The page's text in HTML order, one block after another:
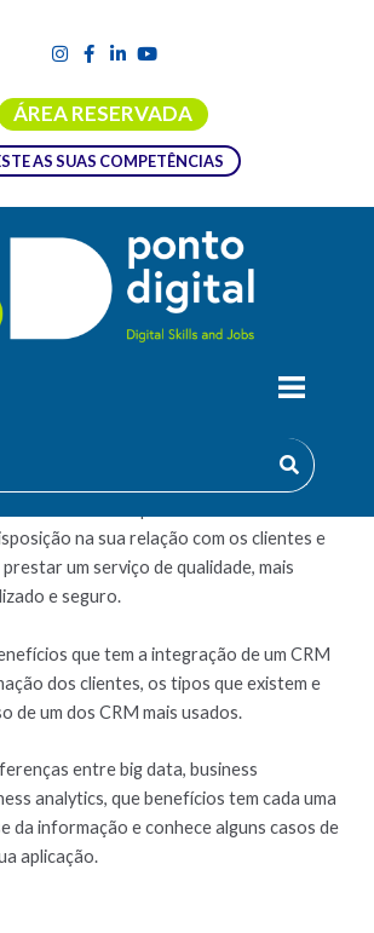
ÁREA RESERVADA
AS SUAS COMPETÊNCIAS
na sua relação com os clientes e
um serviço de qualidade, mais
e seguro.
que tem a integração de um CRM
dos clientes, os tipos que existem e
de um dos CRM mais usados.
entre big data, business
analytics, que benefícios tem cada uma
da informação e conhece alguns casos de
aplicação.